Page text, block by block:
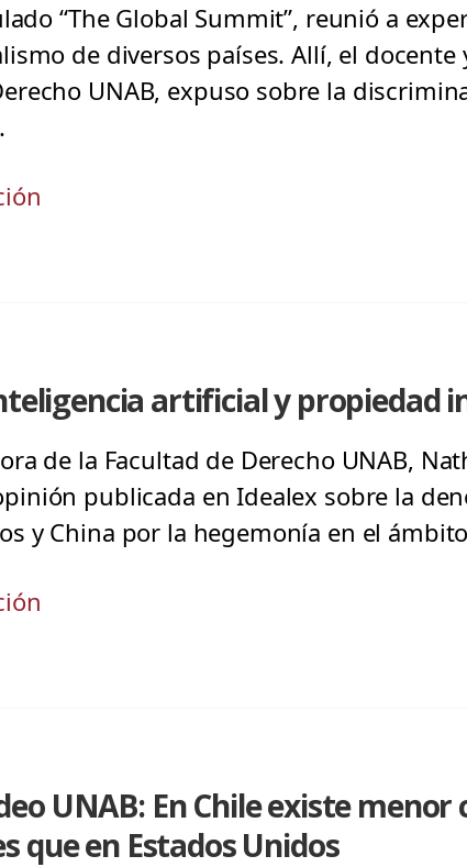
“The Global Summit”, reunió a
de diversos países. Allí, el docente
UNAB, expuso sobre la
artificial y propiedad
de la Facultad de Derecho UNAB,
publicada en Idealex sobre la
y China por la hegemonía en el
UNAB: En Chile existe menor
que en Estados Unidos